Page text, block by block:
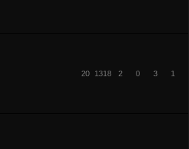
20 1318 2 0 3 1